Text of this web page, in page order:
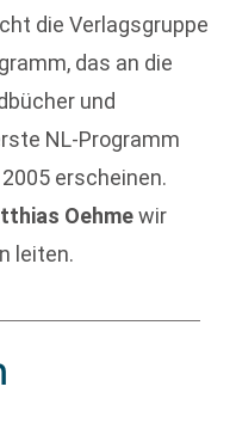
die Verlagsgruppe
das an die
und
NL-Programm
erscheinen.
Oehmewir
leiten.